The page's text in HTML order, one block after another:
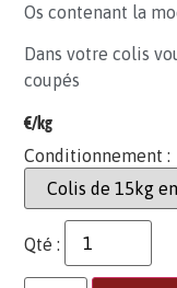
Os contenant la
Dans votre colis
coupés
€/kg
Conditionnement :
Qté :